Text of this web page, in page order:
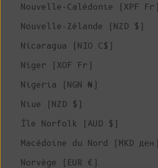
Nouvelle-Calédonie (XPF Fr)
Nouvelle-Zélande (NZD $)
Nicaragua (NIO C$)
Niger (XOF Fr)
Nigeria (NGN ₦)
Niue (NZD $)
Île Norfolk (AUD $)
Macédoine du Nord (MKD ден)
Norvège (EUR €)